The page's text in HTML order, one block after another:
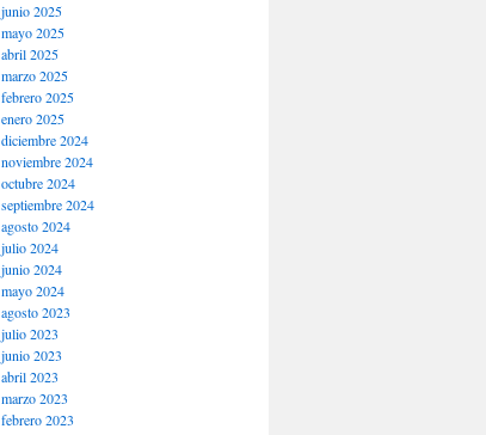
junio 2025
mayo 2025
abril 2025
marzo 2025
febrero 2025
enero 2025
diciembre 2024
noviembre 2024
octubre 2024
septiembre 2024
agosto 2024
julio 2024
junio 2024
mayo 2024
agosto 2023
julio 2023
junio 2023
abril 2023
marzo 2023
febrero 2023